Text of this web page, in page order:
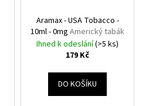
Aramax - USA Tobacco -
10ml - 0mg Americký tabák
Ihned k odeslání(>5 ks)
179 Kč
DO KOŠÍKU